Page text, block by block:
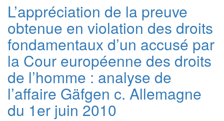
L’appréciation de la preuve
obtenue en violation des droits
fondamentaux d’un accusé par
la Cour européenne des droits
de l’homme : analyse de
l’affaire Gäfgen c. Allemagne
du 1er juin 2010